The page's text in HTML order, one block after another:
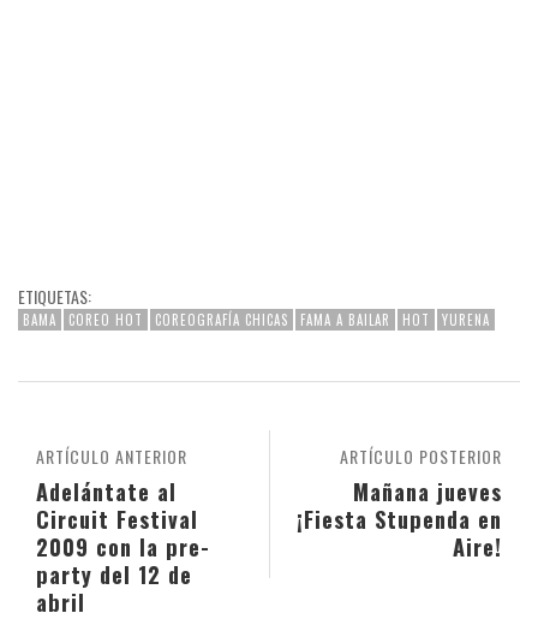
ETIQUETAS:
BAMA COREO HOT COREOGRAFÍA CHICAS FAMA A BAILAR HOT YURENA
ARTÍCULO POSTERIOR
Mañana jueves
¡Fiesta Stupenda en
Aire!
ARTÍCULO ANTERIOR
Adelántate al
Circuit Festival
2009 con la pre-
party del 12 de
abril